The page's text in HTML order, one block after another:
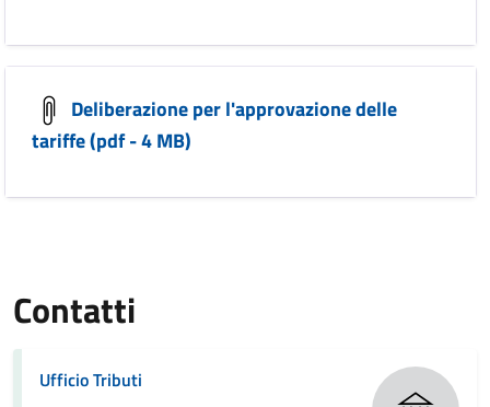
Deliberazione per l'approvazione delle
tariffe (pdf - 4 MB)
Contatti
Ufficio Tributi